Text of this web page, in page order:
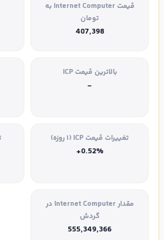
قیمت Internet Computer به
تومان
407,398
بالاترین قیمت ICP
-
تغییرات قیمت ICP (۱ روزه)
+0.52%
مقدار Internet Computer در
گردش
555,349,366